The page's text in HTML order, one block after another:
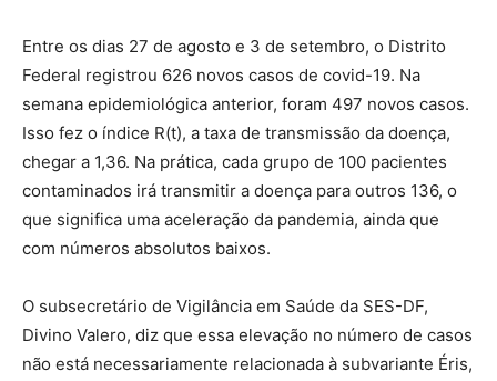
Entre os dias 27 de agosto e 3 de setembro, o Distrito
Federal registrou 626 novos casos de covid-19. Na
semana epidemiológica anterior, foram 497 novos casos.
Isso fez o índice R(t), a taxa de transmissão da doença,
chegar a 1,36. Na prática, cada grupo de 100 pacientes
contaminados irá transmitir a doença para outros 136, o
que significa uma aceleração da pandemia, ainda que
com números absolutos baixos.
O subsecretário de Vigilância em Saúde da SES-DF,
Divino Valero, diz que essa elevação no número de casos
não está necessariamente relacionada à subvariante Éris,